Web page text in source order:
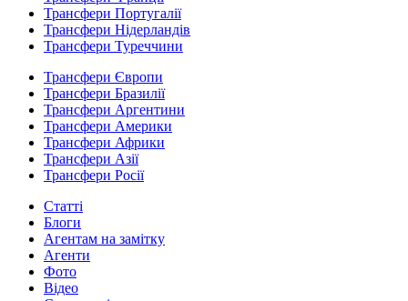
Трансфери Португалії
Трансфери Нідерландів
Трансфери Туреччини
Трансфери Європи
Трансфери Бразилії
Трансфери Аргентини
Трансфери Америки
Трансфери Африки
Трансфери Азії
Трансфери Росії
Статті
Блоги
Агентам на замітку
Агенти
Фото
Відео